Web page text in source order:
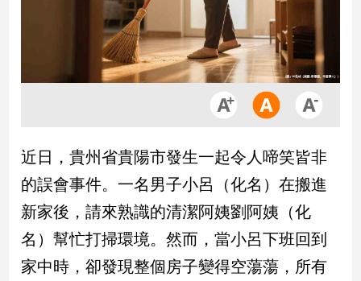
品
政
治
政
治
焦
近日，貴州省貴陽市發生一起令人啼笑皆非
的誤會事件。一名男子小呂（化名）在搬進
新家後，請來熟識的清潔阿姨劉阿姨（化
名）幫忙打掃環境。然而，當小呂下班回到
家中時，卻發現整個房子變得空蕩蕩，所有